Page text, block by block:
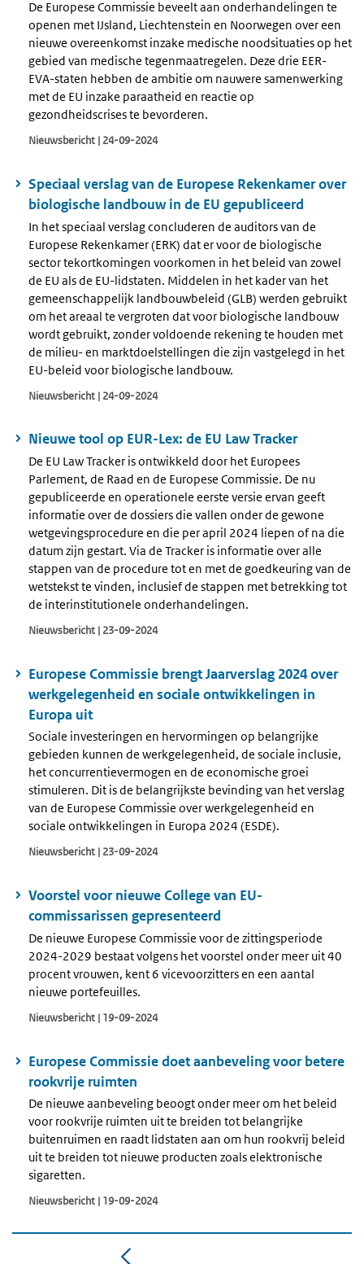
De Europese Commissie beveelt aan onderhandelingen te
openen met IJsland, Liechtenstein en Noorwegen over een
nieuwe overeenkomst inzake medische noodsituaties op het
gebied van medische tegenmaatregelen. Deze drie EER-
EVA-staten hebben de ambitie om nauwere samenwerking
met de EU inzake paraatheid en reactie op
gezondheidscrises te bevorderen.
Nieuwsbericht | 24-09-2024
Speciaal verslag van de Europese Rekenkamer over
biologische landbouw in de EU gepubliceerd
In het speciaal verslag concluderen de auditors van de
Europese Rekenkamer (ERK) dat er voor de biologische
sector tekortkomingen voorkomen in het beleid van zowel
de EU als de EU-lidstaten. Middelen in het kader van het
gemeenschappelijk landbouwbeleid (GLB) werden gebruikt
om het areaal te vergroten dat voor biologische landbouw
wordt gebruikt, zonder voldoende rekening te houden met
de milieu- en marktdoelstellingen die zijn vastgelegd in het
EU-beleid voor biologische landbouw.
Nieuwsbericht | 24-09-2024
Nieuwe tool op EUR-Lex: de EU Law Tracker
De EU Law Tracker is ontwikkeld door het Europees
Parlement, de Raad en de Europese Commissie. De nu
gepubliceerde en operationele eerste versie ervan geeft
informatie over de dossiers die vallen onder de gewone
wetgevingsprocedure en die per april 2024 liepen of na die
datum zijn gestart. Via de Tracker is informatie over alle
stappen van de procedure tot en met de goedkeuring van de
wetstekst te vinden, inclusief de stappen met betrekking tot
de interinstitutionele onderhandelingen.
Nieuwsbericht | 23-09-2024
Europese Commissie brengt Jaarverslag 2024 over
werkgelegenheid en sociale ontwikkelingen in
Europa uit
Sociale investeringen en hervormingen op belangrijke
gebieden kunnen de werkgelegenheid, de sociale inclusie,
het concurrentievermogen en de economische groei
stimuleren. Dit is de belangrijkste bevinding van het verslag
van de Europese Commissie over werkgelegenheid en
sociale ontwikkelingen in Europa 2024 (ESDE).
Nieuwsbericht | 23-09-2024
Voorstel voor nieuwe College van EU-
commissarissen gepresenteerd
De nieuwe Europese Commissie voor de zittingsperiode
2024-2029 bestaat volgens het voorstel onder meer uit 40
procent vrouwen, kent 6 vicevoorzitters en een aantal
nieuwe portefeuilles.
Nieuwsbericht | 19-09-2024
Europese Commissie doet aanbeveling voor betere
rookvrije ruimten
De nieuwe aanbeveling beoogt onder meer om het beleid
voor rookvrije ruimten uit te breiden tot belangrijke
buitenruimen en raadt lidstaten aan om hun rookvrij beleid
uit te breiden tot nieuwe producten zoals elektronische
sigaretten.
Nieuwsbericht | 19-09-2024